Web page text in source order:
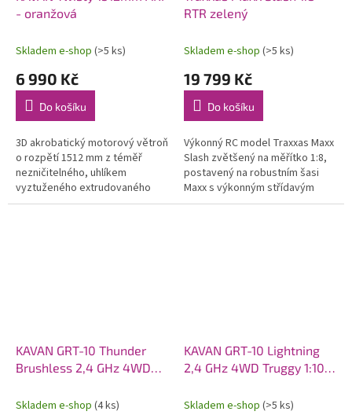
- oranžová
Skladem e-shop (>5 ks)
6 990 Kč
Do košíku
3D akrobatický motorový větroň
o rozpětí 1512 mm z téměř
nezničitelného, uhlíkem
vyztuženého extrudovaného
pěnového polyolefinu (EPO).
RTR zelený
Skladem e-shop (>5 ks)
19 799 Kč
Do košíku
Výkonný RC model Traxxas Maxx
Slash zvětšený na měřítko 1:8,
postavený na robustním šasi
Maxx s výkonným střídavým
pohonem 6S. Model poskytuje
KAVAN GRT-10 Thunder
Brushless 2,4 GHz 4WD
Červený
Skladem e-shop (4 ks)
KAVAN GRT-10 Lightning
2,4 GHz 4WD Truggy 1:10 -
Skladem e-shop (>5 ks)